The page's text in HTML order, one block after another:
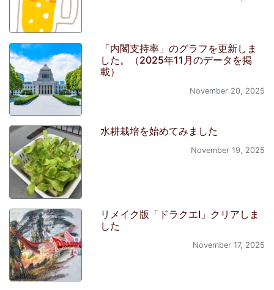
「内閣支持率」のグラフを更新しま
した。（2025年11月のデータを掲
載）
November 20, 2025
水耕栽培を始めてみました
November 19, 2025
リメイク版「ドラクエI」クリアしま
した
November 17, 2025